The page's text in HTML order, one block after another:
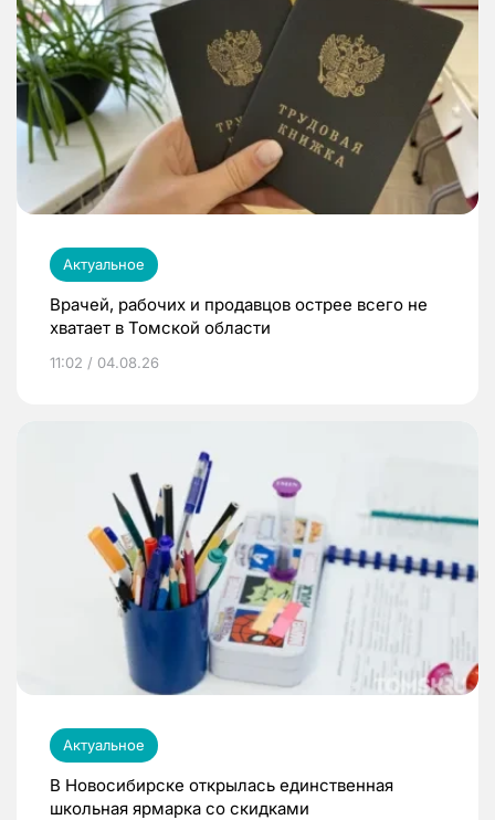
Актуальное
Врачей, рабочих и продавцов острее всего не
хватает в Томской области
11:02 / 04.08.26
Актуальное
В Новосибирске открылась единственная
школьная ярмарка со скидками